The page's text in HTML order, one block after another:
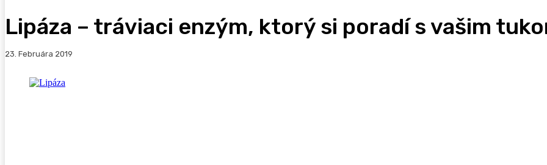
Lipáza – tráviaci enzým, ktorý si poradí s vašim
23. Februára 2019